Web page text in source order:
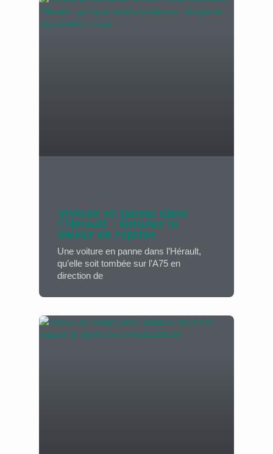
Voiture en panne dans
l’Hérault : simulez la
valeur de reprise
Une voiture en panne dans l’Hérault,
qu’elle soit tombée sur l’A75 en
direction de